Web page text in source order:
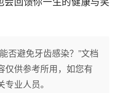
否避免牙齿感染？”文档
仅供参考所用，如您有
业人员。